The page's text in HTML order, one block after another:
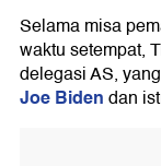
Selama misa
waktu setempat,
delegasi AS,
Joe Bidendan